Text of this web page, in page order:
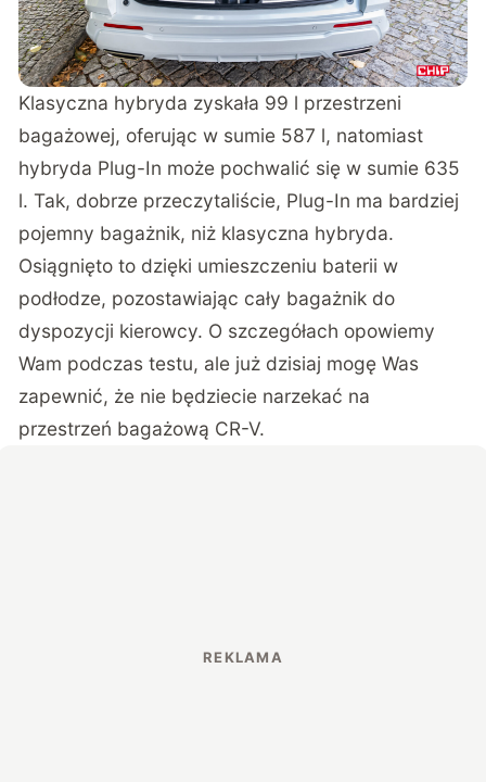
Klasyczna hybryda zyskała 99 l przestrzeni
bagażowej, oferując w sumie 587 l, natomiast
hybryda Plug-In może pochwalić się w sumie 635
l. Tak, dobrze przeczytaliście, Plug-In ma bardziej
pojemny bagażnik, niż klasyczna hybryda.
Osiągnięto to dzięki umieszczeniu baterii w
podłodze, pozostawiając cały bagażnik do
dyspozycji kierowcy. O szczegółach opowiemy
Wam podczas testu, ale już dzisiaj mogę Was
zapewnić, że nie będziecie narzekać na
przestrzeń bagażową CR-V.